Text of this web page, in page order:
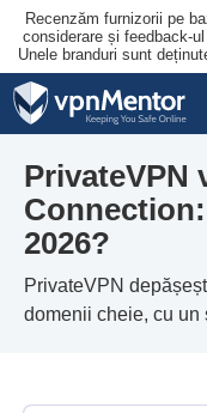
Recenzăm furnizorii pe
considerare și feedback-
Unele branduri sunt
PrivateVPN
2026?
PrivateVPN
domenii cheie, cu un